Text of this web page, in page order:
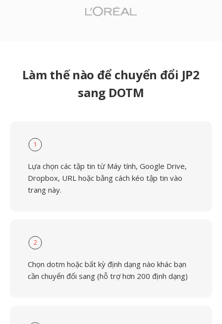
Làm thế nào để chuyển đổi JP2
sang DOTM
1
Lựa chọn các tập tin từ Máy tính, Google Drive,
Dropbox, URL hoặc bằng cách kéo tập tin vào
trang này.
2
Chọn dotm hoặc bất kỳ định dạng nào khác bạn
cần chuyển đổi sang (hỗ trợ hơn 200 định dạng)